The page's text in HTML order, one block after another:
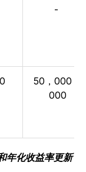
-
50，000，
000
年化收益率更新